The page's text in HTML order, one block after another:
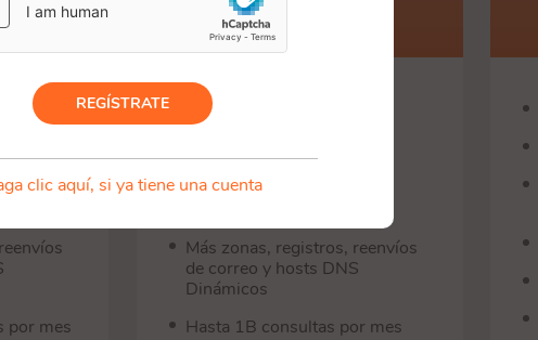
REGÍSTRATE
clic aquí, si ya tiene una cuenta
por mes
A partir de:
$5.95/Mes
Todas las características
gratuitas y funcionalidades
+4 Servidores Anycast
Más zonas, registros, reenvíos
de correo y hosts DNS
Dinámicos
Hasta 1B consultas por mes